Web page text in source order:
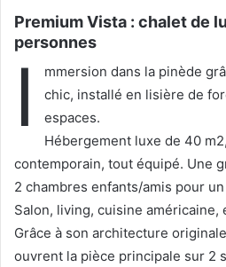
Premium Vista : chalet de
personnes
I
mmersion dans la pinède
chic, installé en lisière de
espaces.
Hébergement luxe de 40
contemporain, tout équipé. Une
2 chambres enfants/amis pour
Salon, living, cuisine américaine,
Grâce à son architecture
ouvrent la pièce principale sur 2